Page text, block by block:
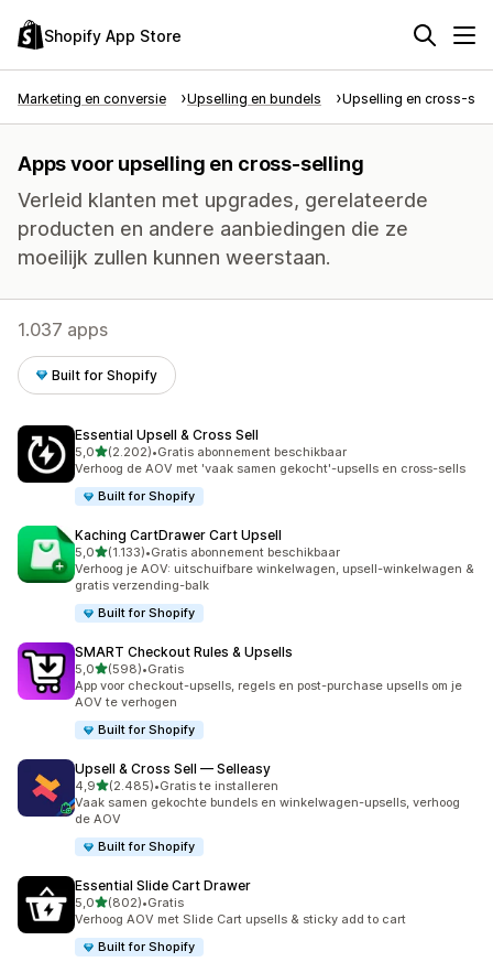
Shopify App Store
Marketing en conversie Upselling en bundels Upselling en cross-
Apps voor upselling en cross-selling
Verleid klanten met upgrades, gerelateerde
producten en andere aanbiedingen die ze
moeilijk zullen kunnen weerstaan.
1.037 apps
Built for Shopify
Essential Upsell & Cross Sell
5,0van 5 sterren
(2.202)
2202 recensies in totaal
•Gratis abonnement beschikbaar
Verhoog de AOV met 'vaak samen gekocht'-upsells en cross-sells
Built for Shopify
Kaching CartDrawer Cart Upsell
5,0van 5 sterren
(1.133)
1133 recensies in totaal
•Gratis abonnement beschikbaar
Verhoog je AOV: uitschuifbare winkelwagen, upsell-winkelwagen &
gratis verzending-balk
Built for Shopify
SMART Checkout Rules & Upsells
5,0van 5 sterren
(598)
598 recensies in totaal
•Gratis
App voor checkout-upsells, regels en post-purchase upsells om je
AOV te verhogen
Built for Shopify
Upsell & Cross Sell — Selleasy
4,9van 5 sterren
(2.485)
2485 recensies in totaal
•Gratis te installeren
Vaak samen gekochte bundels en winkelwagen-upsells, verhoog
de AOV
Built for Shopify
Essential Slide Cart Drawer
5,0van 5 sterren
(802)
802 recensies in totaal
•Gratis
Verhoog AOV met Slide Cart upsells & sticky add to cart
Built for Shopify